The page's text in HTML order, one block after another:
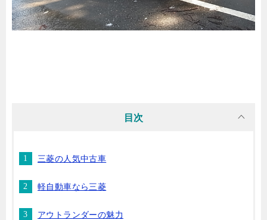
目次
三菱の人気中古車
軽自動車なら三菱
アウトランダーの魅力